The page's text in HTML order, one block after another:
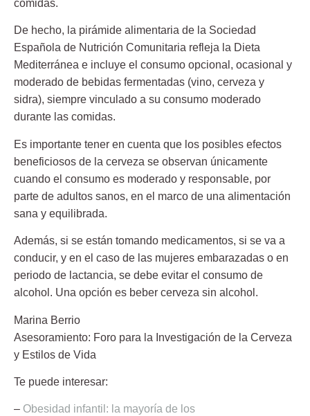
comidas.
De hecho, la pirámide alimentaria de la Sociedad
Española de Nutrición Comunitaria refleja la Dieta
Mediterránea e incluye el consumo opcional, ocasional y
moderado de bebidas fermentadas (vino, cerveza y
sidra), siempre vinculado a su consumo moderado
durante las comidas.
Es importante tener en cuenta que los posibles efectos
beneficiosos de la cerveza se observan únicamente
cuando el consumo es moderado y responsable, por
parte de adultos sanos, en el marco de una alimentación
sana y equilibrada.
Además, si se están tomando medicamentos, si se va a
conducir, y en el caso de las mujeres embarazadas o en
periodo de lactancia, se debe evitar el consumo de
alcohol. Una opción es beber cerveza sin alcohol.
Marina Berrio
Asesoramiento: Foro para la Investigación de la Cerveza
y Estilos de Vida
Te puede interesar:
– Obesidad infantil: la mayoría de los